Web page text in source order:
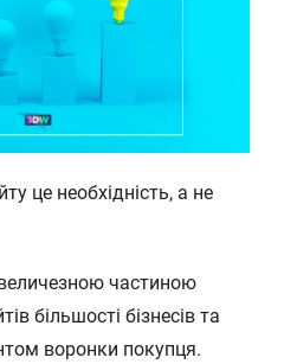
це необхідність, а не
частиною
більшості бізнесів та
воронки покупця.